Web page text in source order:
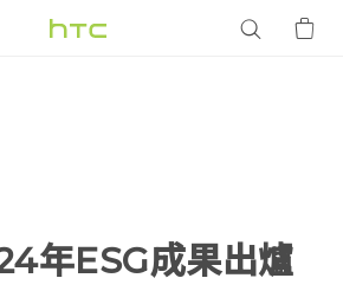
年ESG成果出爐